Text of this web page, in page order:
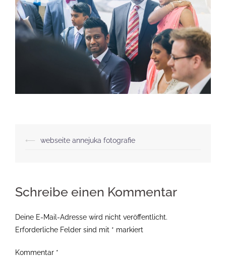
Beitragsnavigation
⟵ webseite annejuka fotografie
Schreibe einen Kommentar
Deine E-Mail-Adresse wird nicht veröffentlicht.
Erforderliche Felder sind mit * markiert
Kommentar *